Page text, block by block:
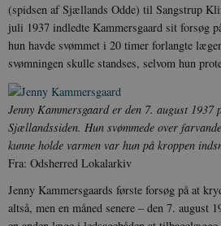
(spidsen af Sjællands Odde) til Sangstrup
juli 1937 indledte Kammersgaard sit forsøg
hun havde svømmet i 20 timer forlangte
svømningen skulle standses, selvom hun
Jenny Kammersgaard er den 7. august
Sjællandssiden. Hun svømmede over
kunne holde varmen var hun på kroppen
Fra: Odsherred Lokalarkiv
Jenny Kammersgaards første forsøg på at
altså, men en måned senere – den 7. august